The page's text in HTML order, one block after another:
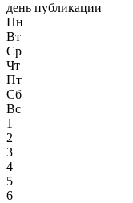
день публикации
Пн
Вт
Ср
Чт
Пт
Сб
Вс
1
2
3
4
5
6